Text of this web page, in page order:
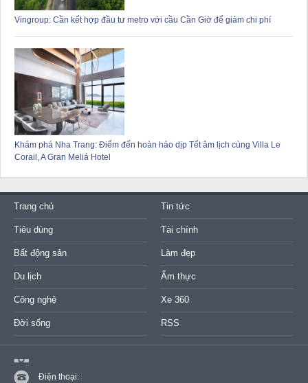
Vingroup: Cần kết hợp đầu tư metro với cầu Cần Giờ để giảm chi phí
Khám phá Nha Trang: Điểm đến hoàn hảo dịp Tết âm lịch cùng Villa Le
Corail, A Gran Meliá Hotel
Trang chủ Tin tức
Tiêu dùng Tài chính
Bất động sản Làm đẹp
Du lịch Ẩm thực
Công nghệ Xe 360
Đời sống RSS
Điện thoại: